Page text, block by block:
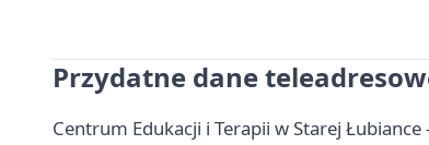
Przydatne dane
Centrum Edukacji i Terapii w Starej Łubiance